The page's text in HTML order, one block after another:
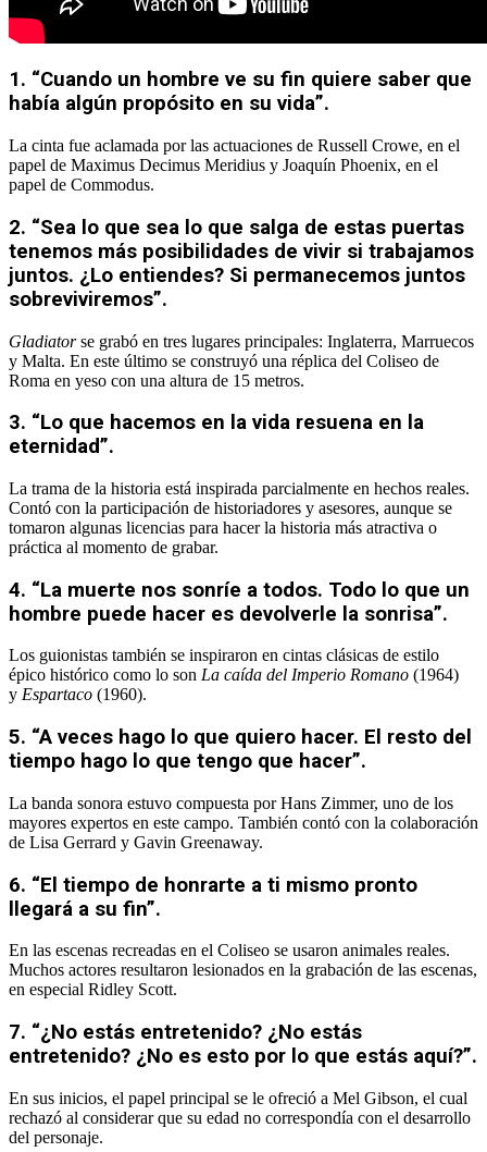
1. “Cuando un hombre ve su fin quiere saber que
había algún propósito en su vida”.
La cinta fue aclamada por las actuaciones de Russell Crowe, en el
papel de Maximus Decimus Meridius y Joaquín Phoenix, en el
papel de Commodus.
2. “Sea lo que sea lo que salga de estas puertas
tenemos más posibilidades de vivir si trabajamos
juntos. ¿Lo entiendes? Si permanecemos juntos
sobreviviremos”.
Gladiatorse grabó en tres lugares principales: Inglaterra, Marruecos
y Malta. En este último se construyó una réplica del Coliseo de
Roma en yeso con una altura de 15 metros.
3. “Lo que hacemos en la vida resuena en la
eternidad”.
La trama de la historia está inspirada parcialmente en hechos reales.
Contó con la participación de historiadores y asesores, aunque se
tomaron algunas licencias para hacer la historia más atractiva o
práctica al momento de grabar.
4. “La muerte nos sonríe a todos. Todo lo que un
hombre puede hacer es devolverle la sonrisa”.
Los guionistas también se inspiraron en cintas clásicas de estilo
épico histórico como lo son La caída del Imperio Romano (1964)
y Espartaco (1960).
5. “A veces hago lo que quiero hacer. El resto del
tiempo hago lo que tengo que hacer”.
La banda sonora estuvo compuesta por Hans Zimmer, uno de los
mayores expertos en este campo. También contó con la colaboración
de Lisa Gerrard y Gavin Greenaway.
6. “El tiempo de honrarte a ti mismo pronto
llegará a su fin”.
En las escenas recreadas en el Coliseo se usaron animales reales.
Muchos actores resultaron lesionados en la grabación de las escenas,
en especial Ridley Scott.
7. “¿No estás entretenido? ¿No estás
entretenido? ¿No es esto por lo que estás aquí?”.
En sus inicios, el papel principal se le ofreció a Mel Gibson, el cual
rechazó al considerar que su edad no correspondía con el desarrollo
del personaje.